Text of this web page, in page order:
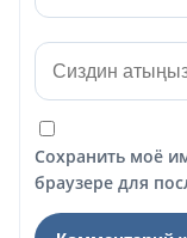
Сохранить моё
браузере для